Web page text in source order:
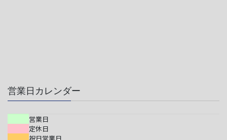
営業日カレンダー
営業日
定休日